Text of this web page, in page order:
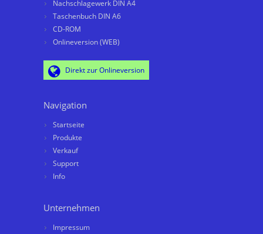
Nachschlagewerk DIN A4
Taschenbuch DIN A6
CD-ROM
Onlineversion (WEB)
Direkt zur Onlineversion
Navigation
Startseite
Produkte
Verkauf
Support
Info
Unternehmen
Impressum